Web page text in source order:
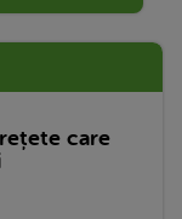
care